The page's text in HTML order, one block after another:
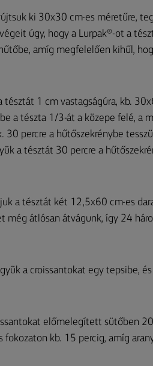
ki 30x30 cm-es méretűre,
úgy, hogy a Lurpak®-ot a
amíg megfelelően kihűl,
tésztát 1 cm vastagságúra, kb.
a tészta 1/3-át a közepe felé, a
percre a hűtőszekrénybe
a tésztát 30 percre a
a tésztát két 12,5x60 cm-es
még átlósan átvágunk, így 24
a croissantokat egy tepsibe,
előmelegített sütőben
fokozaton kb. 15 percig, amíg